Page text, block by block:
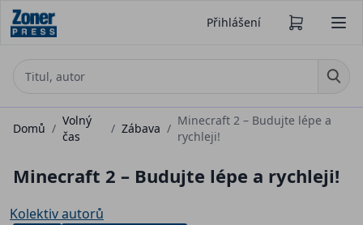
Přihlášení
Domů /
Volný
čas
/ Zábava /
Minecraft 2 – Budujte lépe a
rychleji!
Minecraft 2 – Budujte lépe a rychleji!
Kolektiv autorů